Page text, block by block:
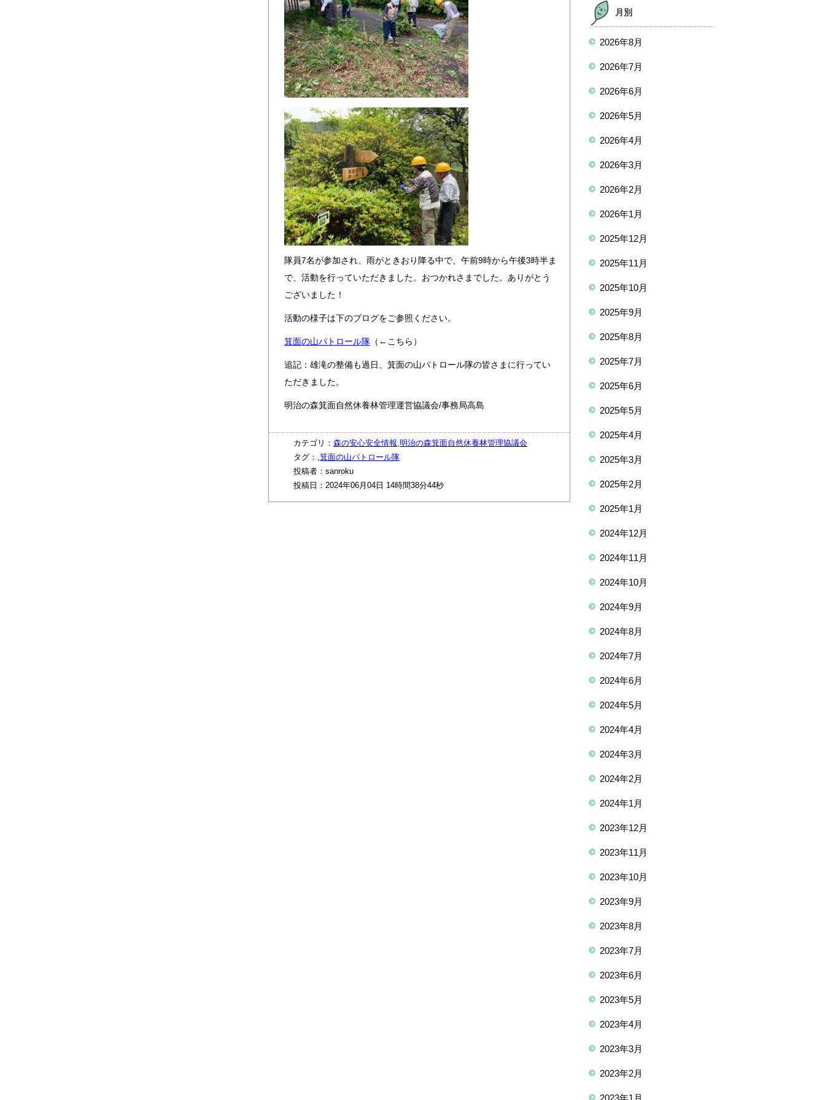
隊員7名が参加され、雨がときおり降る中で、午前9時から午後3時半ま
で、活動を行っていただきました。おつかれさまでした。ありがとう
ございました！
活動の様子は下のブログをご参照ください。
箕面の山パトロール隊 （←こちら）
追記：雄滝の整備も過日、箕面の山パトロール隊の皆さまに行ってい
ただきました。
明治の森箕面自然休養林管理運営協議会/事務局高島
カテゴリ： 森の安心安全情報 明治の森箕面自然休養林管理協議会
タグ：, 箕面の山パトロール隊
投稿者：sanroku
投稿日：2024年06月04日 14時間38分44秒
月別
2026年8月
2026年7月
2026年6月
2026年5月
2026年4月
2026年3月
2026年2月
2026年1月
2025年12月
2025年11月
2025年10月
2025年9月
2025年8月
2025年7月
2025年6月
2025年5月
2025年4月
2025年3月
2025年2月
2025年1月
2024年12月
2024年11月
2024年10月
2024年9月
2024年8月
2024年7月
2024年6月
2024年5月
2024年4月
2024年3月
2024年2月
2024年1月
2023年12月
2023年11月
2023年10月
2023年9月
2023年8月
2023年7月
2023年6月
2023年5月
2023年4月
2023年3月
2023年2月
2023年1月